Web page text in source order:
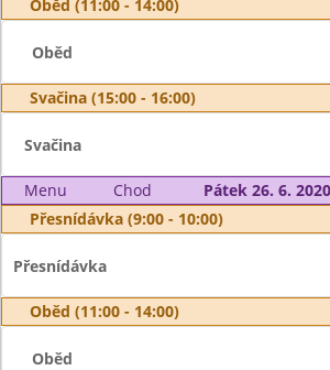
Oběd (11:00 - 14:00)
Oběd
Svačina (15:00 - 16:00)
Svačina
Menu Chod
Pátek 26. 6. 2020
Přesnídávka (9:00 - 10:00)
Přesnídávka
Oběd (11:00 - 14:00)
Oběd